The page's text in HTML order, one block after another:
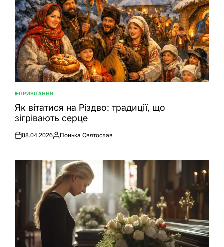
ОПУБЛІКУВАТИ
У
ПРИВІТАННЯ
Як вітатися на Різдво: традиції, що
зігрівають серце
Оприлюднено
08.04.2026
Опубліковано
Понька Святослав